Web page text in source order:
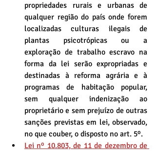
propriedades rurais e urbanas de
qualquer região do país onde forem
localizadas culturas ilegais de
plantas psicotrópicas ou a
exploração de trabalho escravo na
forma da lei serão expropriadas e
destinadas à reforma agrária e à
programas de habitação popular,
sem qualquer indenização ao
proprietário e sem prejuízo de outras
sanções previstas em lei, observado,
no que couber, o disposto no art. 5º.
Lei nº 10.803, de 11 de dezembro de